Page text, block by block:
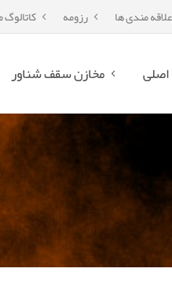
علاقه مندی ها رزومه
مخازن سقف شناور